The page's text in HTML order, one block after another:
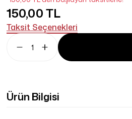
150,00 TL
Taksit Seçenekleri
Ürün Bilgisi